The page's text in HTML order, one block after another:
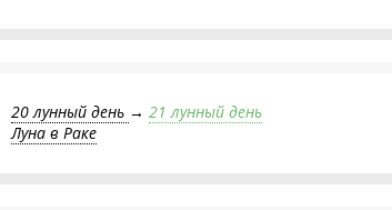
20 лунный день → 21 лунный день
Луна в Раке